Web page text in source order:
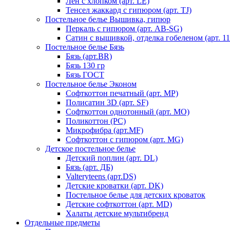
Тенсел жаккард с гипюром (арт. TJ)
Постельное белье Вышивка, гипюр
Перкаль с гипюром (арт. AB-SG)
Сатин с вышивкой, отделка гобеленом (арт.
Постельное белье Бязь
Бязь (арт.BR)
Бязь 130 гр
Бязь ГОСТ
Постельное белье Эконом
Софткоттон печатный (арт. MР)
Полисатин 3D (арт. SF)
Софткоттон однотонный (арт. MO)
Поликоттон (PC)
Микрофибра (арт.MF)
Софткоттон с гипюром (арт. MG)
Детское постельное белье
Детский поплин (арт. DL)
Бязь (арт. ДБ)
Valteryteens (арт.DS)
Детские кроватки (арт. DK)
Постельное белье для детских кроваток
Детские софткоттон (арт. MD)
Халаты детские мультибренд
Отдельные предметы